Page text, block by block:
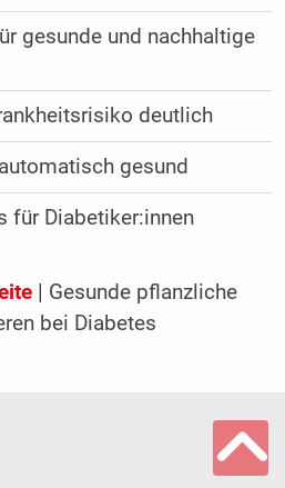
gesunde und nachhaltige
deutlich
gesund
für Diabetiker:innen
| Gesunde pflanzliche
bei Diabetes